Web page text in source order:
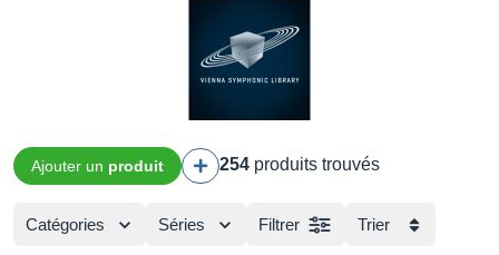
Ajouter un produit 254 produits trouvés
Catégories Séries Filtrer Trier